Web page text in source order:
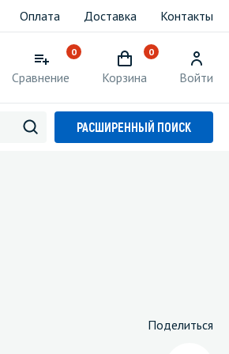
Оплата Доставка Контакты
0
Сравнение
0
Корзина Войти
РАСШИРЕННЫЙ ПОИСК
Поделиться